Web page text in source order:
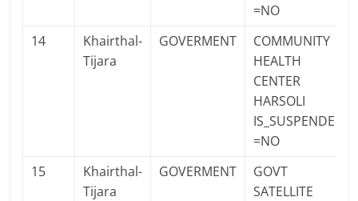
=NO
14
Khairthal-
Tijara
GOVERMENT
COMMUNITY
HEALTH
CENTER
HARSOLI
IS_SUSPENDED
=NO
15
Khairthal-
Tijara
GOVERMENT
GOVT
SATELLITE